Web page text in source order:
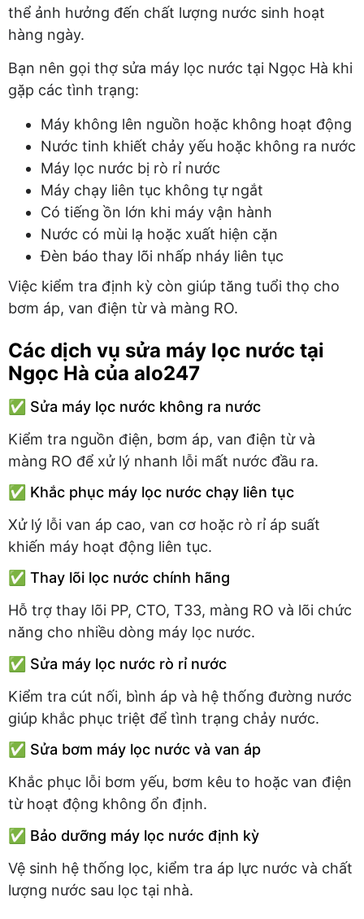
thể ảnh hưởng đến chất lượng nước sinh hoạt
hàng ngày.
Bạn nên gọi thợ sửa máy lọc nước tại Ngọc Hà khi
gặp các tình trạng:
Máy không lên nguồn hoặc không hoạt động
Nước tinh khiết chảy yếu hoặc không ra nước
Máy lọc nước bị rò rỉ nước
Máy chạy liên tục không tự ngắt
Có tiếng ồn lớn khi máy vận hành
Nước có mùi lạ hoặc xuất hiện cặn
Đèn báo thay lõi nhấp nháy liên tục
Việc kiểm tra định kỳ còn giúp tăng tuổi thọ cho
bơm áp, van điện từ và màng RO.
Các dịch vụ sửa máy lọc nước tại
Ngọc Hà của alo247
✅ Sửa máy lọc nước không ra nước
Kiểm tra nguồn điện, bơm áp, van điện từ và
màng RO để xử lý nhanh lỗi mất nước đầu ra.
✅ Khắc phục máy lọc nước chạy liên tục
Xử lý lỗi van áp cao, van cơ hoặc rò rỉ áp suất
khiến máy hoạt động liên tục.
✅ Thay lõi lọc nước chính hãng
Hỗ trợ thay lõi PP, CTO, T33, màng RO và lõi chức
năng cho nhiều dòng máy lọc nước.
✅ Sửa máy lọc nước rò rỉ nước
Kiểm tra cút nối, bình áp và hệ thống đường nước
giúp khắc phục triệt để tình trạng chảy nước.
✅ Sửa bơm máy lọc nước và van áp
Khắc phục lỗi bơm yếu, bơm kêu to hoặc van điện
từ hoạt động không ổn định.
✅ Bảo dưỡng máy lọc nước định kỳ
Vệ sinh hệ thống lọc, kiểm tra áp lực nước và chất
lượng nước sau lọc tại nhà.